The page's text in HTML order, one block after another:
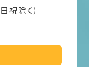
除く）